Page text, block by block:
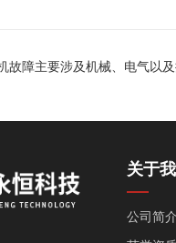
故障主要涉及机械、电气以
关于
公司简介